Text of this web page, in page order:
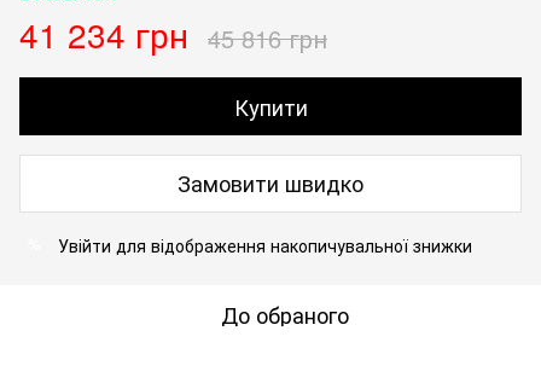
41 234 грн 45 816 грн
Купити
Замовити швидко
Увійти для відображення накопичувальної знижки
До обраного